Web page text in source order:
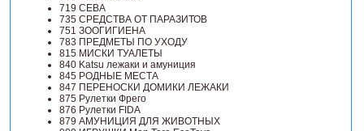
719 СЕВА
735 СРЕДСТВА ОТ ПАРАЗИТОВ
751 ЗООГИГИЕНА
783 ПРЕДМЕТЫ ПО УХОДУ
815 МИСКИ ТУАЛЕТЫ
840 Katsu лежаки и амуниция
845 РОДНЫЕ МЕСТА
847 ПЕРЕНОСКИ ДОМИКИ ЛЕЖАКИ
875 Рулетки Фрего
876 Рулетки FIDA
879 АМУНИЦИЯ ДЛЯ ЖИВОТНЫХ